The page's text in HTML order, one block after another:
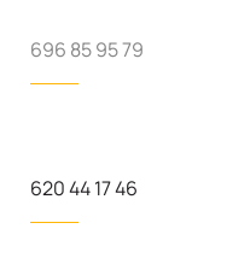
696 85 95 79
620 44 17 46